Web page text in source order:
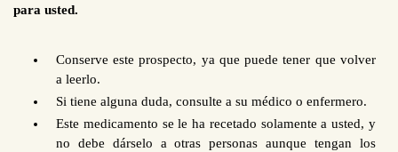
para usted.
Conserve este prospecto, ya que puede tener que volver
a leerlo.
Si tiene alguna duda, consulte a su médico o enfermero.
Este medicamento se le ha recetado solamente a usted, y
no debe dárselo a otras personas aunque tengan los